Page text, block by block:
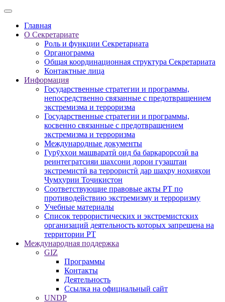
Главная
О Секретариате
Роль и функции Секретариата
Органограмма
Общая координационная структура Секретариата
Контактные лица
Информация
Государственные стратегии и программы,
непосредственно связанные с предотвращением
экстремизма и терроризма
Государственные стратегии и программы,
косвенно связанные с предотвращением
экстремизма и терроризма
Международные документы
Гурӯҳҳои машваратӣ оид ба барқарорсозӣ ва
реинтегратсияи шахсони дорои гузаштаи
экстремистӣ ва террористӣ дар шаҳру ноҳияҳои
Ҷумҳурии Тоҷикистон
Соответствующие правовые акты РТ по
противодействию экстремизму и терроризму
Учебные материалы
Список террористических и экстремистских
организаций деятельность которых запрещена на
территории РТ
Международная поддержка
GIZ
Программы
Контакты
Деятельность
Ссылка на официальный сайт
UNDP